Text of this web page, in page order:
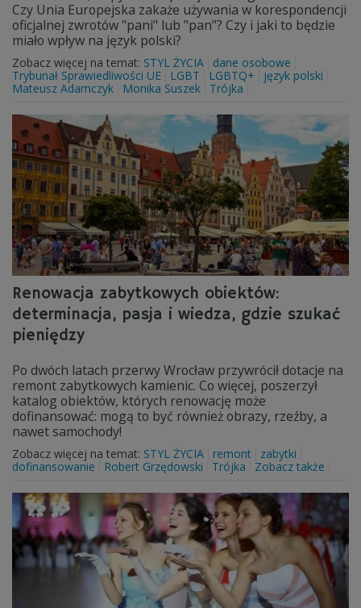
Czy Unia Europejska zakaże używania w korespondencji
oficjalnej zwrotów "pani" lub "pan"? Czy i jaki to będzie
miało wpływ na język polski?
Zobacz więcej na temat: STYL ŻYCIA
dane osobowe
Trybunał Sprawiedliwości UE
LGBT LGBTQ+
język polski
Mateusz Adamczyk
Monika Suszek Trójka
Renowacja zabytkowych obiektów:
determinacja, pasja i wiedza, gdzie szukać
pieniędzy
Po dwóch latach przerwy Wrocław przywrócił dotacje na
remont zabytkowych kamienic. Co więcej, poszerzył
katalog obiektów, których renowację może
dofinansować: mogą to być również obrazy, rzeźby, a
nawet samochody!
Zobacz więcej na temat: STYL ŻYCIA remont
zabytki
dofinansowanie
Robert Grzędowski Trójka Zobacz także